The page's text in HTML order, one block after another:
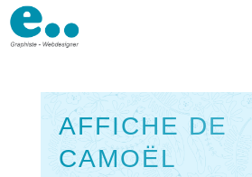
Skip
to
AFFICHE DE
CAMOËL